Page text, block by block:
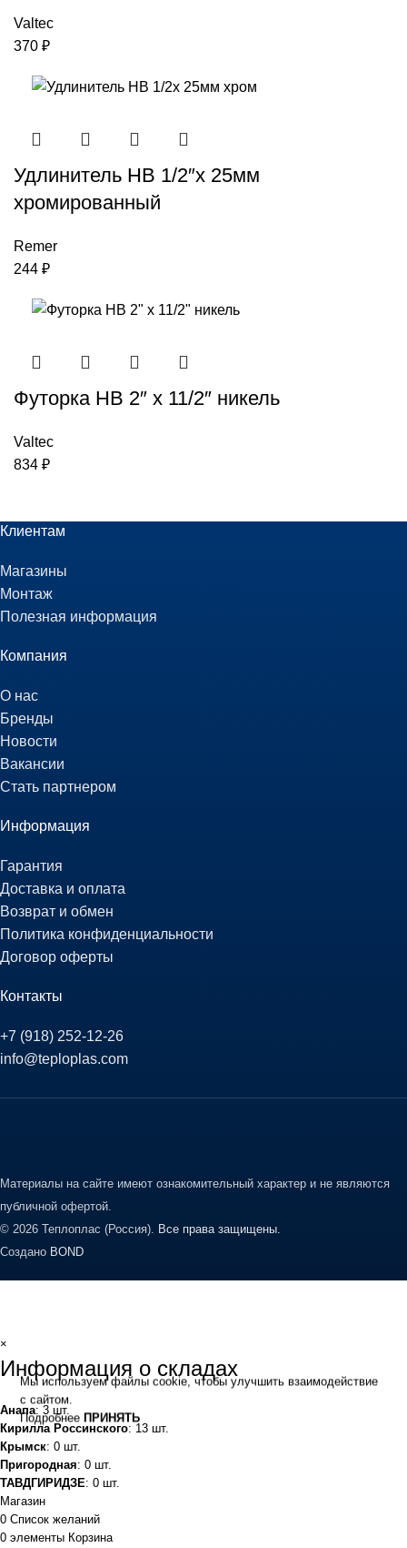
Valtec
370 ₽
Удлинитель НВ 1/2″x 25мм
хромированный
Remer
244 ₽
Футорка НВ 2″ x 11/2″ никель
Valtec
834 ₽
Клиентам
Магазины
Монтаж
Полезная информация
Компания
О нас
Бренды
Новости
Вакансии
Стать партнером
Информация
Гарантия
Доставка и оплата
Возврат и обмен
Политика конфиденциальности
Договор оферты
Контакты
+7 (918) 252-12-26
info@teploplas.com
Материалы на сайте имеют ознакомительный характер и не являются
публичной офертой.
© 2026 Теплоплас (Россия). Все права защищены.
Создано BOND
Мы используем файлы cookie, чтобы улучшить взаимодействие
с сайтом.
Подробнее ПРИНЯТЬ
×
Информация о складах
Анапа: 3 шт.
Кирилла Россинского: 13 шт.
Крымск: 0 шт.
Пригородная: 0 шт.
ТАВДГИРИДЗЕ: 0 шт.
Магазин
0 Список желаний
0 элементы Корзина